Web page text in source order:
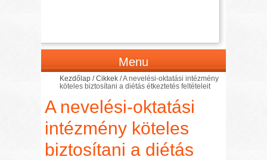
Menu
Kezdőlap /Cikkek /A nevelési-oktatási intézmény
köteles biztosítani a diétás étkeztetés feltételeit
A nevelési-oktatási
intézmény köteles
biztosítani a diétás